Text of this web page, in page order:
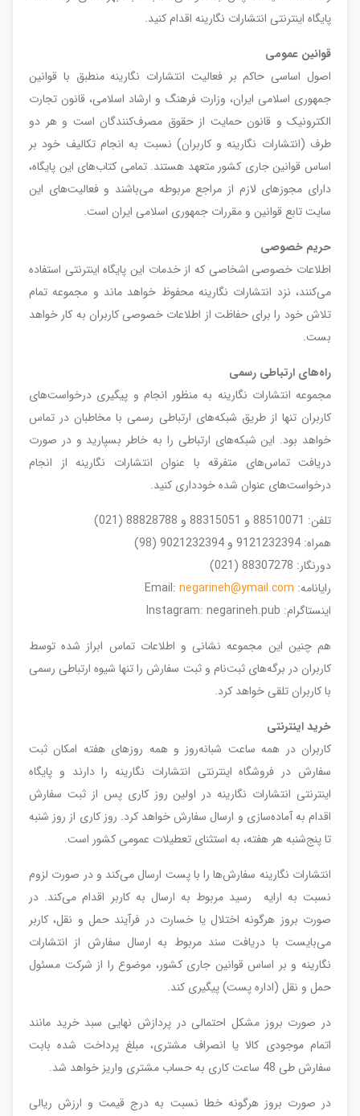
پایگاه‌ اینترنتی انتشارات نگارینه اقدام کنید.
قوانین عمومی
اصول اساسی حاکم بر فعالیت انتشارات نگارینه منطبق با قوانین
جمهوری اسلامی ایران، وزارت فرهنگ و ارشاد اسلامی، قانون تجارت
الکترونیک و قانون حمایت از حقوق مصرف‌کنند‌گان است و هر دو
طرف (انتشارات نگارینه و کاربران) نسبت به انجام تکالیف خود بر
اساس قوانین جاری کشور متعهد هستند. تمامی کتاب‌های اين پایگاه،
دارای مجوزهای لازم از مراجع مربوطه می‌باشند و فعاليت‌های اين
سايت تابع قوانين و مقررات جمهوری اسلامی ايران است.
حریم خصوصی
اطلاعات خصوصی اشخاصى که از خدمات این پایگاه اینترنتی استفاده
می‏‌کنند، نزد انتشارات نگارینه محفوظ خواهد ماند و مجموعه تمام
تلاش خود را برای حفاظت از اطلاعات خصوصی کاربران به کار خواهد
بست.
راه‌های ارتباطی رسمی
مجموعه انتشارات نگارینه به منظور انجام و پیگیری درخواست‌های
کاربران تنها از طریق شبکه‌های ارتباطی رسمی با مخاطبان در تماس
خواهد بود. این شبکه‌های ارتباطی را به خاطر بسپارید و در صورت
دریافت تماس‌های متفرقه با عنوان انتشارات نگارینه از انجام
درخواست‌های عنوان شده خودداری کنید.
تلفن‌: 88510071 و 88315051 و 88828788 (021)
همراه: 9121232394 و 9021232394 (98)
دورنگار: 88307278 (021)
رایانامه: Email: negarineh@ymail.com
اینستاگرام: Instagram: negarineh.pub
هم چنین این مجموعه نشانی و اطلاعات تماس ابراز شده توسط
کاربران در برگه‌های ثبت‌نام و ثبت سفارش را تنها شیوه ارتباطی رسمی
با کاربران تلقی خواهد کرد.
خرید اینترنتی
کاربران در همه ساعت شبانه‌روز و همه روزهای هفته امکان ثبت
سفارش در فروشگاه اینترنتی انتشارات نگارینه را دارند و پایگاه
اینترنتی انتشارات نگارینه در اولین روز کاری پس از ثبت سفارش
اقدام به آماده‌سازی و ارسال سفارش خواهد کرد. روز کاری از روز شنبه
تا پنج‌شنبه هر هفته، به استثنای تعطیلات عمومی کشور است.
انتشارات نگارینه سفارش‌ها را با پست ارسال می‌کند و در صورت لزوم
نسبت به ارایه رسید‌ مربوط به ارسال به کاربر اقدام می‌کند. در
صورت بروز هرگونه اختلال یا خسارت در فرآیند حمل و نقل، کاربر
می‌بایست با دریافت سند مربوط به ارسال سفارش از انتشارات
نگارینه و بر اساس قوانین جاری کشور، موضوع را از شرکت مسئول
حمل و نقل (اداره پست) پیگیری کند.
در صورت بروز مشکل احتمالی در پردازش نهایی سبد خرید مانند
اتمام موجودی کالا یا انصراف مشتری، مبلغ پرداخت شده بابت
سفارش طی 48 ساعت کاری به حساب مشتری واریز خواهد شد.
در صورت بروز هرگونه خطا نسبت به درج قیمت و ارزش ریالی